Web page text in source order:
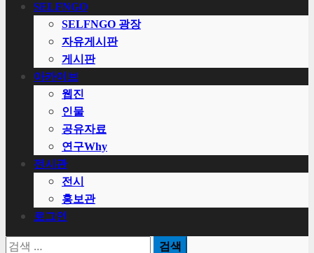
SELFNGO
SELFNGO 광장
자유게시판
게시판
아카이브
웹진
인물
공유자료
연구Why
전시관
전시
홍보관
로그인
검